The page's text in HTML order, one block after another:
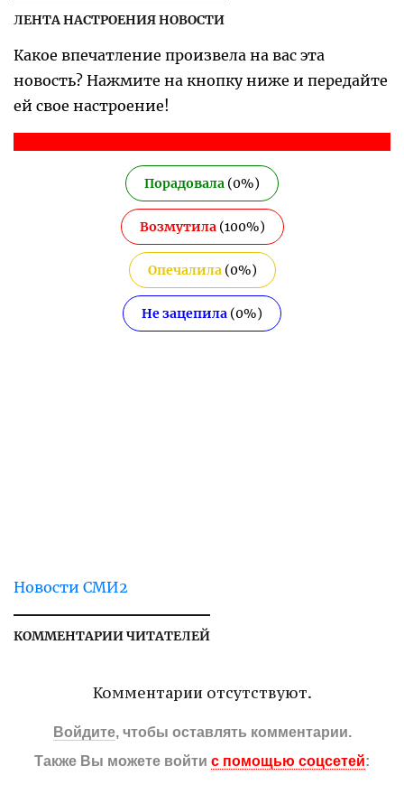
ЛЕНТА НАСТРОЕНИЯ НОВОСТИ
Какое впечатление произвела на вас эта
новость? Нажмите на кнопку ниже и передайте
ей свое настроение!
Порадовала (0%)
Возмутила(100%)
Опечалила(0%)
Не зацепила (0%)
Новости СМИ2
КОММЕНТАРИИ ЧИТАТЕЛЕЙ
Комментарии отсутствуют.
Войдите, чтобы оставлять комментарии.
Также Вы можете войти с помощью соцсетей: